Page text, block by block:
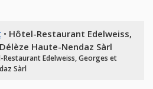
• Hôtel-Restaurant Edelweiss,
Haute-Nendaz Sàrl
Restaurant Edelweiss, Georges et
Sàrl